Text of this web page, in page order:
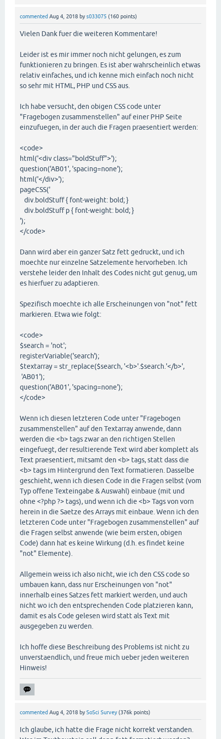
commented Aug 4, 2018 bys033075 (160 points)
Vielen Dank fuer die weiteren Kommentare!
Leider ist es mir immer noch nicht gelungen, es zum
funktionieren zu bringen. Es ist aber wahrscheinlich etwas
relativ einfaches, und ich kenne mich einfach noch nicht
so sehr mit HTML, PHP und CSS aus.
Ich habe versucht, den obigen CSS code unter
"Fragebogen zusammenstellen" auf einer PHP Seite
einzufuegen, in der auch die Fragen praesentiert werden:
<code>
html('<div class="boldStuff">');
question('AB01', 'spacing=none');
html('</div>');
pageCSS('
div.boldStuff { font-weight: bold; }
div.boldStuff p { font-weight: bold; }
');
</code>
Dann wird aber ein ganzer Satz fett gedruckt, und ich
moechte nur einzelne Satzelemente hervorheben. Ich
verstehe leider den Inhalt des Codes nicht gut genug, um
es hierfuer zu adaptieren.
Spezifisch moechte ich alle Erscheinungen von "not" fett
markieren. Etwa wie folgt:
<code>
$search = 'not';
registerVariable('search');
$textarray = str_replace($search, '<b>'.$search.'</b>',
'AB01');
question('AB01', 'spacing=none');
</code>
Wenn ich diesen letzteren Code unter "Fragebogen
zusammenstellen" auf den Textarray anwende, dann
werden die <b> tags zwar an den richtigen Stellen
eingefuegt, der resultierende Text wird aber komplett als
Text praesentiert, mitsamt den <b> tags, statt dass die
<b> tags im Hintergrund den Text formatieren. Dasselbe
geschieht, wenn ich diesen Code in die Fragen selbst (vom
Typ offene Texteingabe & Auswahl) einbaue (mit und
ohne <?php ?> tags), und wenn ich die <b> Tags von vorn
herein in die Saetze des Arrays mit einbaue. Wenn ich den
letzteren Code unter "Fragebogen zusammenstellen" auf
die Fragen selbst anwende (wie beim ersten, obigen
Code) dann hat es keine Wirkung (d.h. es findet keine
"not" Elemente).
Allgemein weiss ich also nicht, wie ich den CSS code so
umbauen kann, dass nur Erscheinungen von "not"
innerhalb eines Satzes fett markiert werden, und auch
nicht wo ich den entsprechenden Code platzieren kann,
damit es als Code gelesen wird statt als Text mit
ausgegeben zu werden.
Ich hoffe diese Beschreibung des Problems ist nicht zu
unverstaendlich, und freue mich ueber jeden weiteren
Hinweis!
commented Aug 4, 2018 bySoSci Survey (376k points)
Ich glaube, ich hatte die Frage nicht korrekt verstanden.